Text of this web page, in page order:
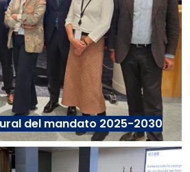
del mandato 2025-2030